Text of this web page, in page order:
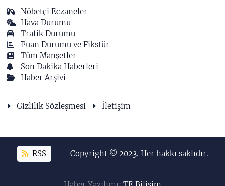
Nöbetçi Eczaneler
Hava Durumu
Trafik Durumu
Puan Durumu ve Fikstür
Tüm Manşetler
Son Dakika Haberleri
Haber Arşivi
Gizlilik Sözleşmesi İletişim
RSS Copyright © 2023. Her hakkı saklıdır.